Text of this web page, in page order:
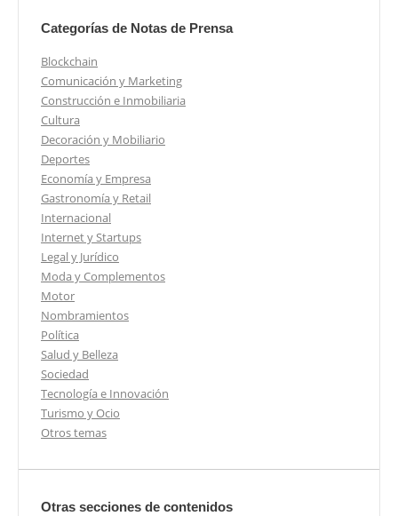
Categorías de Notas de Prensa
Blockchain
Comunicación y Marketing
Construcción e Inmobiliaria
Cultura
Decoración y Mobiliario
Deportes
Economía y Empresa
Gastronomía y Retail
Internacional
Internet y Startups
Legal y Jurídico
Moda y Complementos
Motor
Nombramientos
Política
Salud y Belleza
Sociedad
Tecnología e Innovación
Turismo y Ocio
Otros temas
Otras secciones de contenidos